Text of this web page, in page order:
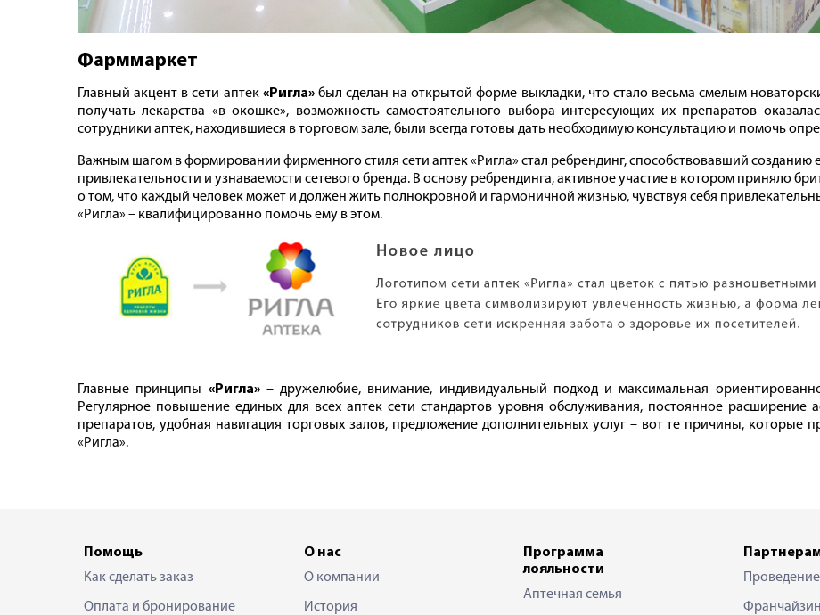
Фарммаркет
Главный акцент в сети аптек «Ригла»был сделан на открытой форме выкладки, что стало весьма смелым
получать лекарства «в окошке», возможность самостоятельного выбора интересующих их препаратов
сотрудники аптек, находившиеся в торговом зале, были всегда готовы дать необходимую консультацию и помочь
Важным шагом в формировании фирменного стиля сети аптек «Ригла» стал ребрендинг, способствовавший
привлекательности и узнаваемости сетевого бренда. В основу ребрендинга, активное участие в котором приняло
о том, что каждый человек может и должен жить полнокровной и гармоничной жизнью, чувствуя себя
«Ригла» – квалифицированно помочь ему в этом.
Главные принципы «Ригла»– дружелюбие, внимание, индивидуальный подход и максимальная
Регулярное повышение единых для всех аптек сети стандартов уровня обслуживания, постоянное расширение
препаратов, удобная навигация торговых залов, предложение дополнительных услуг – вот те причины, которые
«Ригла».
Помощь
Как сделать заказ
Оплата и бронирование
О нас
О компании
История
Программа
лояльности
Аптечная семья